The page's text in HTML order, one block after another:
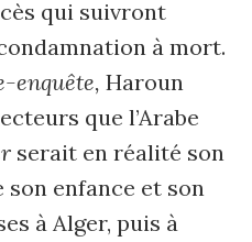
qui suivront
à mort.
enquête, Haroun
que l’Arabe
serait en réalité son
enfance et son
à Alger, puis à